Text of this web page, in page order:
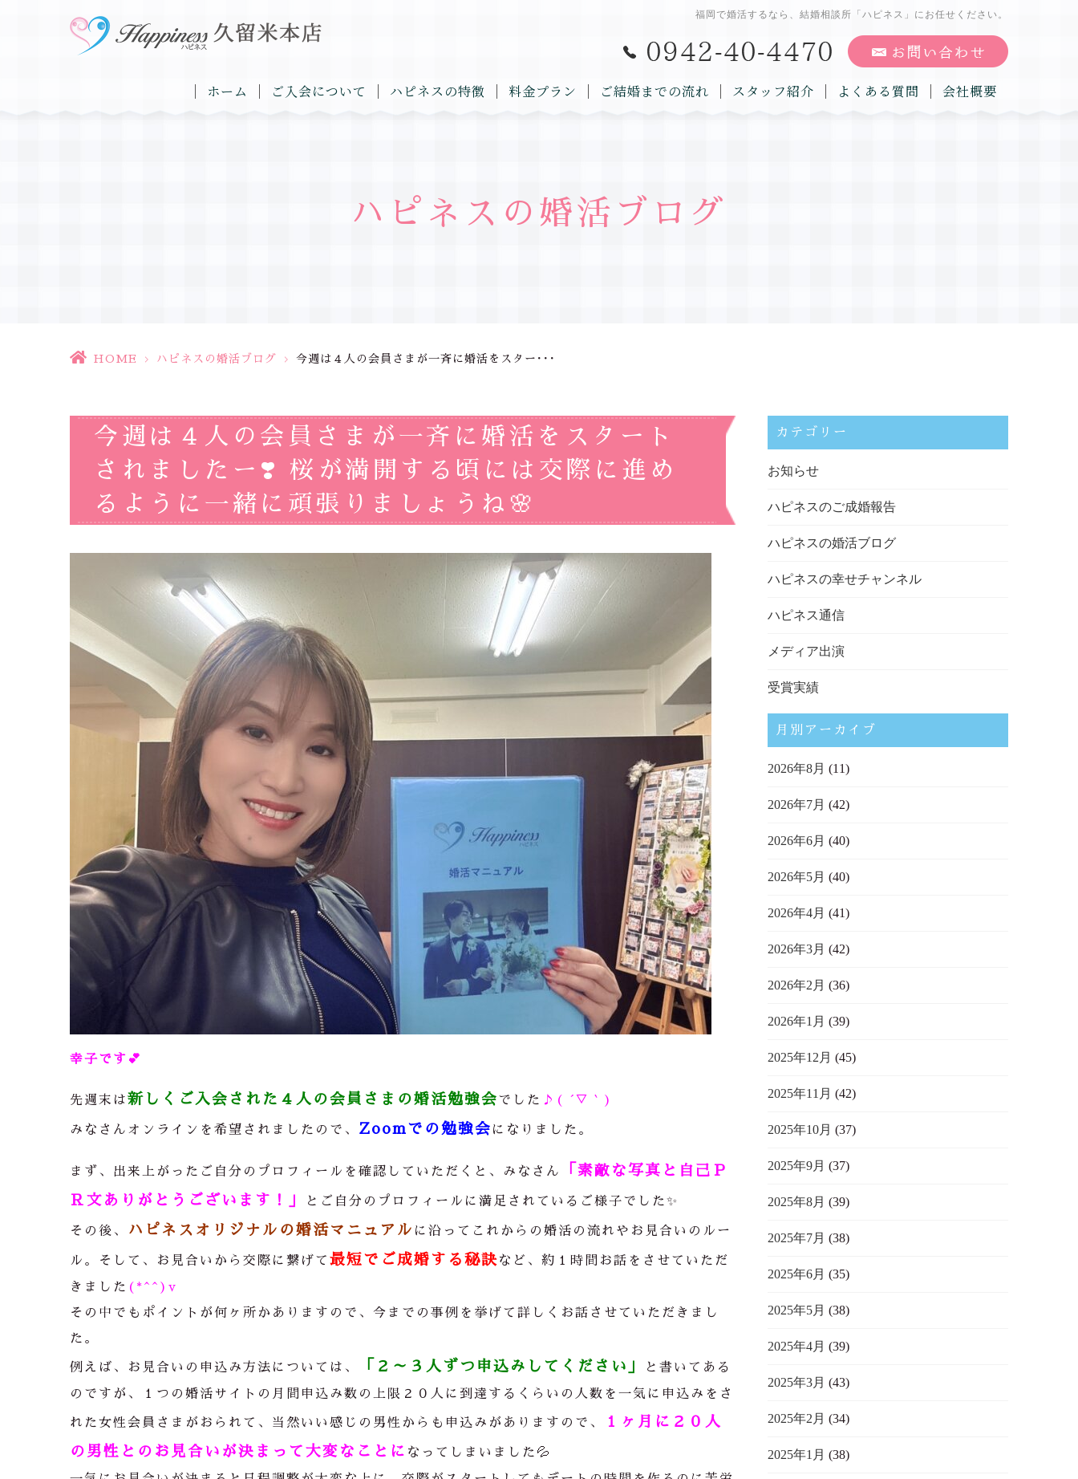
福岡で婚活するなら、結婚相談所「ハピネス」にお任せください。
ホーム ご入会について ハピネスの特徴 料金プラン ご結婚までの流れ スタッフ紹介 よくある質問 会社概要
ハピネスの婚活ブログ
HOME > ハピネスの婚活ブログ > 今週は４人の会員さまが一斉に婚活をスター･･･
今週は４人の会員さまが一斉に婚活をスタート
されましたー❣️ 桜が満開する頃には交際に進め
るように一緒に頑張りましょうね🌸
幸子です💕
先週末は新しくご入会された４人の会員さまの婚活勉強会でした ♪( ´▽｀)
みなさんオンラインを希望されましたので、 Zoomでの勉強会 になりました。
まず、出来上がったご自分のプロフィールを確認していただくと、みなさん
「素敵な写真と自己Ｐ
Ｒ文ありがとうございます！」
とご自分のプロフィールに満足されているご様子でした✨
その後、 ハピネスオリジナルの婚活マニュアル に沿ってこれからの婚活の流れやお見合いのルー
ル。そして、お見合いから交際に繋げて 最短でご成婚する秘訣など、約１時間お話をさせていただ
きました (*^^)v
その中でもポイントが何ヶ所かありますので、今までの事例を挙げて詳しくお話させていただきまし
た。
例えば、お見合いの申込み方法については、 「２～３人ずつ申込みしてください」 と書いてある
のですが、１つの婚活サイトの月間申込み数の上限２０人に到達するくらいの人数を一気に申込みをさ
れた女性会員さまがおられて、当然いい感じの男性からも申込みがありますので、
１ヶ月に２０人
の男性とのお見合いが決まって大変なことに なってしまいました💦
カテゴリー
お知らせ
ハピネスのご成婚報告
ハピネスの婚活ブログ
ハピネスの幸せチャンネル
ハピネス通信
メディア出演
受賞実績
月別アーカイブ
2026年8月 (11)
2026年7月 (42)
2026年6月 (40)
2026年5月 (40)
2026年4月 (41)
2026年3月 (42)
2026年2月 (36)
2026年1月 (39)
2025年12月 (45)
2025年11月 (42)
2025年10月 (37)
2025年9月 (37)
2025年8月 (39)
2025年7月 (38)
2025年6月 (35)
2025年5月 (38)
2025年4月 (39)
2025年3月 (43)
2025年2月 (34)
2025年1月 (38)